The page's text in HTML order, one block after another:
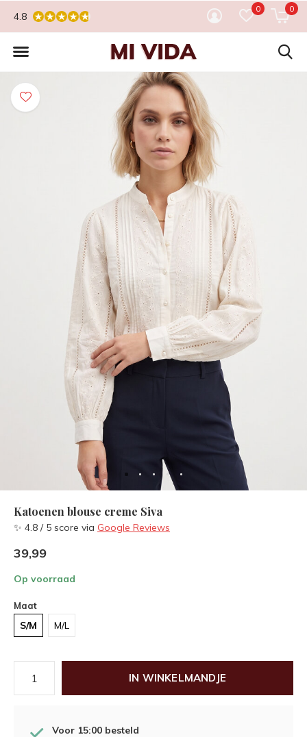
0 0
4.8
Katoenen blouse creme Siva
✨ 4.8 / 5 score via Google Reviews
39,99
Op voorraad
Maat
S/M M/L
IN WINKELMANDJE
Voor 15:00 besteld